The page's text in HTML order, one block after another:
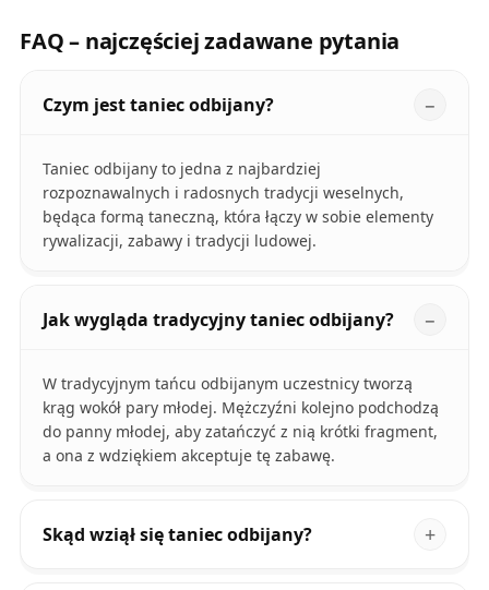
FAQ – najczęściej zadawane pytania
Czym jest taniec odbijany?
Taniec odbijany to jedna z najbardziej
rozpoznawalnych i radosnych tradycji weselnych,
będąca formą taneczną, która łączy w sobie elementy
rywalizacji, zabawy i tradycji ludowej.
Jak wygląda tradycyjny taniec odbijany?
W tradycyjnym tańcu odbijanym uczestnicy tworzą
krąg wokół pary młodej. Mężczyźni kolejno podchodzą
do panny młodej, aby zatańczyć z nią krótki fragment,
a ona z wdziękiem akceptuje tę zabawę.
Skąd wziął się taniec odbijany?